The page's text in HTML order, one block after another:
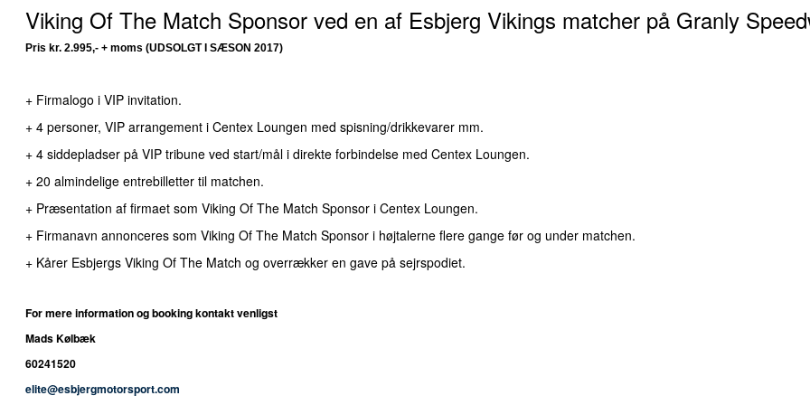
Viking Of The Match Sponsor ved en af Esbjerg Vikings matcher på Granly
Pris kr. 2.995,- + moms (UDSOLGT I SÆSON 2017)
+ Firmalogo i VIP invitation.
+ 4 personer, VIP arrangement i Centex Loungen med spisning/drikkevarer mm.
+ 4 siddepladser på VIP tribune ved start/mål i direkte forbindelse med Centex Loungen.
+ 20 almindelige entrebilletter til matchen.
+ Præsentation af firmaet som Viking Of The Match Sponsor i Centex Loungen.
+ Firmanavn annonceres som Viking Of The Match Sponsor i højtalerne flere gange før og under matchen.
+ Kårer Esbjergs Viking Of The Match og overrækker en gave på sejrspodiet.
For mere information og booking kontakt venligst
Mads Kølbæk
60241520
elite@esbjergmotorsport.com